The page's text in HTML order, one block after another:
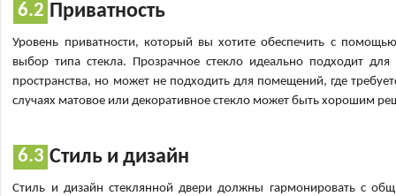
Приватность
Уровень приватности, который вы хотите обеспечить с
выбор типа стекла. Прозрачное стекло идеально подходит для
пространства, но может не подходить для помещений, где
случаях матовое или декоративное стекло может быть хорошим
Стиль и дизайн
Стиль и дизайн стеклянной двери должны гармонировать с